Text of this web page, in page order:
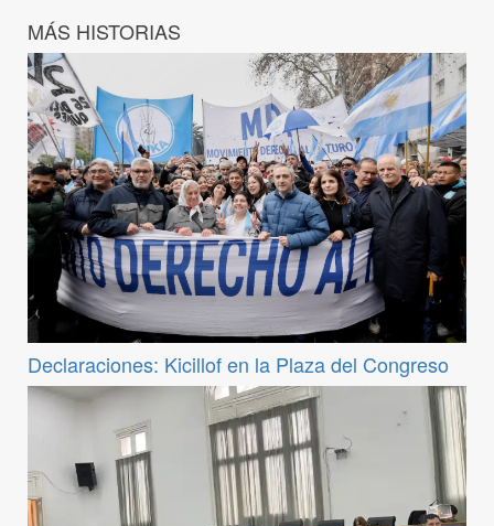
MÁS HISTORIAS
Declaraciones: Kicillof en la Plaza del Congreso